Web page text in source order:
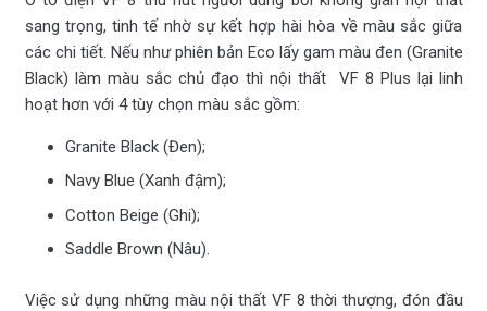
sang trọng, tinh tế nhờ sự kết hợp hài hòa về màu sắc giữa
các chi tiết. Nếu như phiên bản Eco lấy gam màu đen (Granite
Black) làm màu sắc chủ đạo thì nội thất VF 8 Plus lại linh
hoạt hơn với 4 tùy chọn màu sắc gồm:
Granite Black (Đen);
Navy Blue (Xanh đậm);
Cotton Beige (Ghi);
Saddle Brown (Nâu).
Việc sử dụng những màu nội thất VF 8 thời thượng, đón đầu